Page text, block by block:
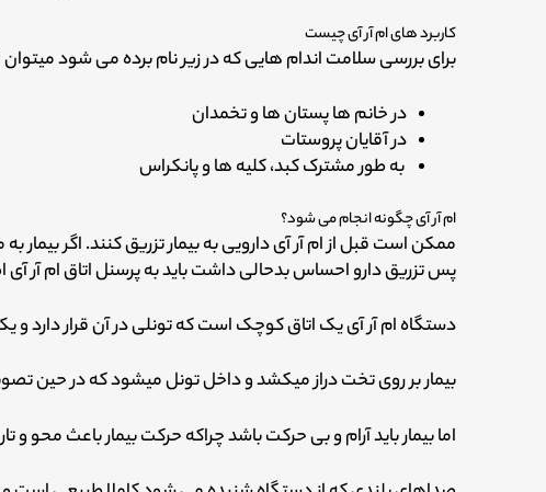
کاربرد های ام آر آی چیست
برای بررسی سلامت اندام هایی که در زیر نام برده می شود میتوان
در خانم ها پستان ها و تخمدان
در آقایان پروستات
به طور مشترک کبد، کلیه ها و پانکراس
ام آر آی چگونه انجام می شود؟
ممکن است قبل از ام آر آی دارویی به بیمار تزریق کنند. اگر بیمار
پس تزریق دارو احساس بدحالی داشت باید به پرسنل اتاق ام آر آی
دستگاه ام آر آی یک اتاق کوچک است که تونلی در آن قرار
بیمار بر روی تخت دراز میکشد و داخل تونل میشود که در حین
اما بیمار باید آرام و بی حرکت باشد چراکه حرکت بیمار باعث محو